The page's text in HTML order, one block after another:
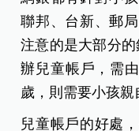
聯邦、台新、郵
注意的是大部分
辦兒童帳戶，需
歲，則需要小孩親
兒童帳戶的好處